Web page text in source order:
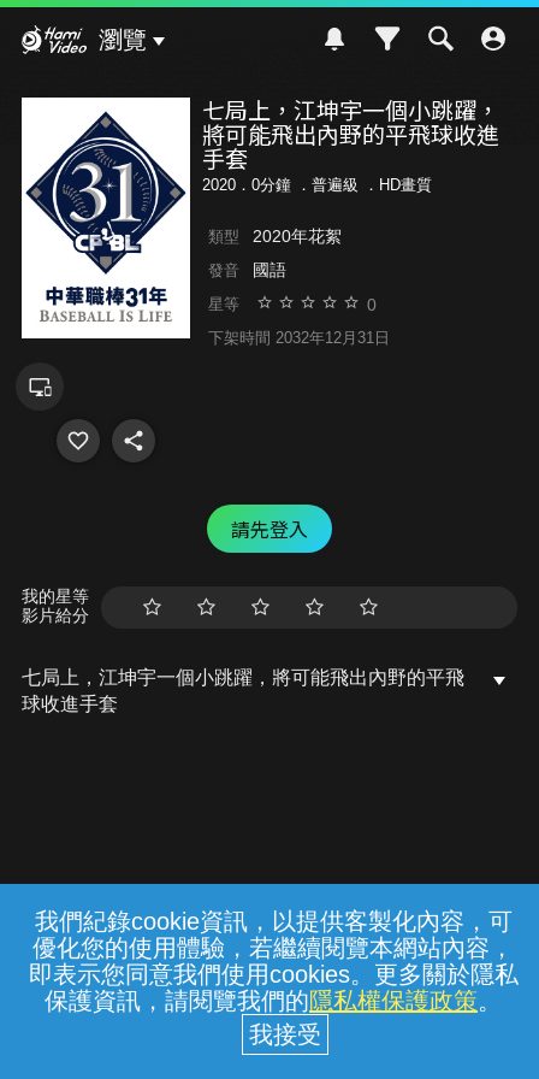
我們紀錄cookie資訊，以提供客製化內容，可
優化您的使用體驗，若繼續閱覽本網站內容，
即表示您同意我們使用cookies。更多關於隱私
保護資訊，請閱覽我們的隱私權保護政策。
瀏覽
七局上，江坤宇一個小跳躍，
將可能飛出內野的平飛球收進
手套
2020．0分鐘 ． 普遍級 ．HD畫質
類型 2020年花絮
發音 國語
星等 0
下架時間 2032年12月31日
請先登入
我的星等
影片給分
七局上，江坤宇一個小跳躍，將可能飛出內野的平飛
球收進手套
常見問題 線上客服 服務條款 隱私權保護
中華電信股份有限公司個人家庭分公司
(統一編號：96979949) © 2026
{{notifyMsg}}